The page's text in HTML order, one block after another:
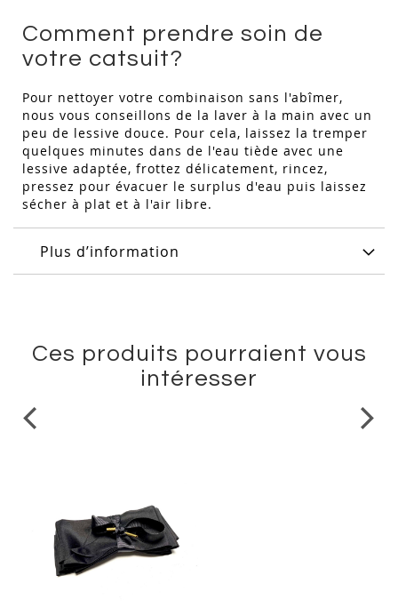
Comment prendre soin de
votre catsuit?
Pour nettoyer votre combinaison sans l'abîmer,
nous vous conseillons de la laver à la main avec un
peu de lessive douce. Pour cela, laissez la tremper
quelques minutes dans de l'eau tiède avec une
lessive adaptée, frottez délicatement, rincez,
pressez pour évacuer le surplus d'eau puis laissez
sécher à plat et à l'air libre.
Plus d’information
Ces produits pourraient vous
intéresser